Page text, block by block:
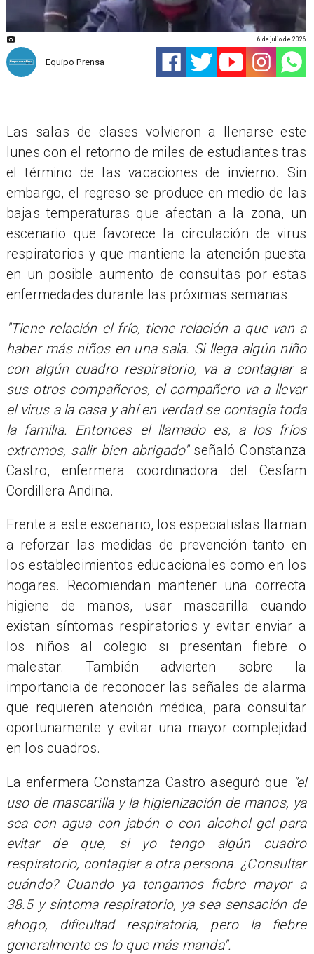
Equipo Prensa
6 de julio de 2026
Las salas de clases volvieron a llenarse este
lunes con el retorno de miles de estudiantes tras
el término de las vacaciones de invierno. Sin
embargo, el regreso se produce en medio de las
bajas temperaturas que afectan a la zona, un
escenario que favorece la circulación de virus
respiratorios y que mantiene la atención puesta
en un posible aumento de consultas por estas
enfermedades durante las próximas semanas.
"Tiene relación el frío, tiene relación a que van a
haber más niños en una sala. Si llega algún niño
con algún cuadro respiratorio, va a contagiar a
sus otros compañeros, el compañero va a llevar
el virus a la casa y ahí en verdad se contagia toda
la familia. Entonces el llamado es, a los fríos
extremos, salir bien abrigado"señaló Constanza
Castro, enfermera coordinadora del Cesfam
Cordillera Andina.
Frente a este escenario, los especialistas llaman
a reforzar las medidas de prevención tanto en
los establecimientos educacionales como en los
hogares. Recomiendan mantener una correcta
higiene de manos, usar mascarilla cuando
existan síntomas respiratorios y evitar enviar a
los niños al colegio si presentan fiebre o
malestar. También advierten sobre la
importancia de reconocer las señales de alarma
que requieren atención médica, para consultar
oportunamente y evitar una mayor complejidad
en los cuadros.
La enfermera Constanza Castro aseguró que "el
uso de mascarilla y la higienización de manos, ya
sea con agua con jabón o con alcohol gel para
evitar de que, si yo tengo algún cuadro
respiratorio, contagiar a otra persona. ¿Consultar
cuándo? Cuando ya tengamos fiebre mayor a
38.5 y síntoma respiratorio, ya sea sensación de
ahogo, dificultad respiratoria, pero la fiebre
generalmente es lo que más manda".